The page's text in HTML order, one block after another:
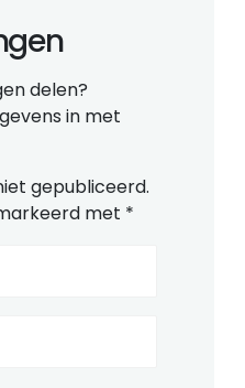
delen?
in met
gepubliceerd.
met *